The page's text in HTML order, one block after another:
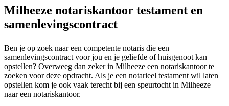
Milheeze notariskantoor testament en
samenlevingscontract
Ben je op zoek naar een competente notaris die een
samenlevingscontract voor jou en je geliefde of huisgenoot kan
opstellen? Overweeg dan zeker in Milheeze een notariskantoor te
zoeken voor deze opdracht. Als je een notarieel testament wil laten
opstellen kom je ook vaak terecht bij een speurtocht in Milheeze
naar een notariskantoor.